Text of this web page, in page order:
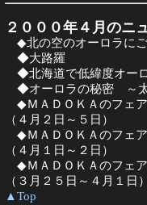
２０００年４月のニ
◆北の空のオーロラに
◆大路羅
◆北海道で低緯度オー
◆オーロラの秘密 ～
◆ＭＡＤＯＫＡのフェ
（４月２日～５日）
◆ＭＡＤＯＫＡのフェ
（４月１日～２日）
◆ＭＡＤＯＫＡのフェ
（３月２５日～４月１日
▲Top